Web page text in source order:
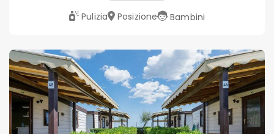
Pulizia Posizione Bambini